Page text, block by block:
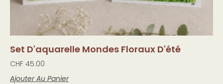
Set D'aquarelle Mondes Floraux D'été
CHF 45.00
Ajouter Au Panier